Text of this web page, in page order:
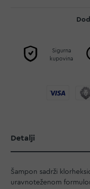
Sigurna
kupovina
Detalji
Šampon sadrži
uravnoteženom